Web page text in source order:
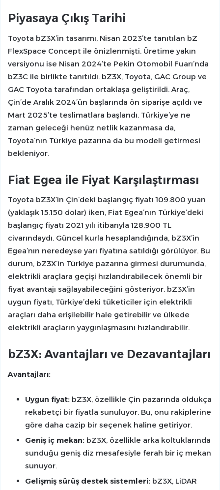
Piyasaya Çıkış Tarihi
Toyota bZ3X’in tasarımı, Nisan 2023’te tanıtılan bZ
FlexSpace Concept ile önizlenmişti. Üretime yakın
versiyonu ise Nisan 2024’te Pekin Otomobil Fuarı’nda
bZ3C ile birlikte tanıtıldı. bZ3X, Toyota, GAC Group ve
GAC Toyota tarafından ortaklaşa geliştirildi. Araç,
Çin’de Aralık 2024’ün başlarında ön siparişe açıldı ve
Mart 2025’te teslimatlara başlandı. Türkiye’ye ne
zaman geleceği henüz netlik kazanmasa da,
Toyota’nın Türkiye pazarına da bu modeli getirmesi
bekleniyor.
Fiat Egea ile Fiyat Karşılaştırması
Toyota bZ3X’in Çin’deki başlangıç fiyatı 109.800 yuan
(yaklaşık 15.150 dolar) iken, Fiat Egea’nın Türkiye’deki
başlangıç fiyatı 2021 yılı itibarıyla 128.900 TL
civarındaydı. Güncel kurla hesaplandığında, bZ3X’in
Egea’nın neredeyse yarı fiyatına satıldığı görülüyor. Bu
durum, bZ3X’in Türkiye pazarına girmesi durumunda,
elektrikli araçlara geçişi hızlandırabilecek önemli bir
fiyat avantajı sağlayabileceğini gösteriyor. bZ3X’in
uygun fiyatı, Türkiye’deki tüketiciler için elektrikli
araçları daha erişilebilir hale getirebilir ve ülkede
elektrikli araçların yaygınlaşmasını hızlandırabilir.
bZ3X: Avantajları ve Dezavantajları
Avantajları:
Uygun fiyat: bZ3X, özellikle Çin pazarında oldukça
rekabetçi bir fiyatla sunuluyor. Bu, onu rakiplerine
göre daha cazip bir seçenek haline getiriyor.
Geniş iç mekan: bZ3X, özellikle arka koltuklarında
sunduğu geniş diz mesafesiyle ferah bir iç mekan
sunuyor.
Gelişmiş sürüş destek sistemleri: bZ3X, LiDAR